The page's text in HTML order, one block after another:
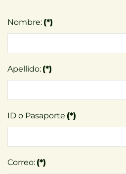
Nombre: (*)
Apellido: (*)
ID o Pasaporte (*)
Correo: (*)